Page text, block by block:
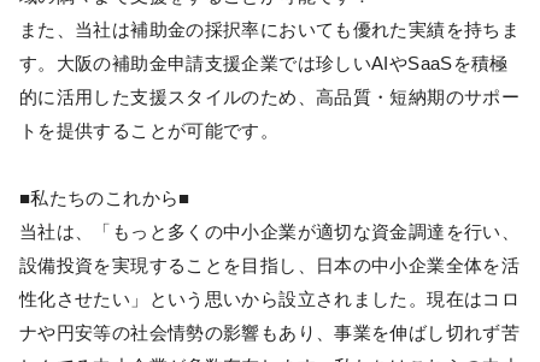
また、当社は補助金の採択率においても優れた実績を持ちま
す。大阪の補助金申請支援企業では珍しいAIやSaaSを積極
的に活用した支援スタイルのため、高品質・短納期のサポー
トを提供することが可能です。
■私たちのこれから■
当社は、「もっと多くの中小企業が適切な資金調達を行い、
設備投資を実現することを目指し、日本の中小企業全体を活
性化させたい」という思いから設立されました。現在はコロ
ナや円安等の社会情勢の影響もあり、事業を伸ばし切れず苦